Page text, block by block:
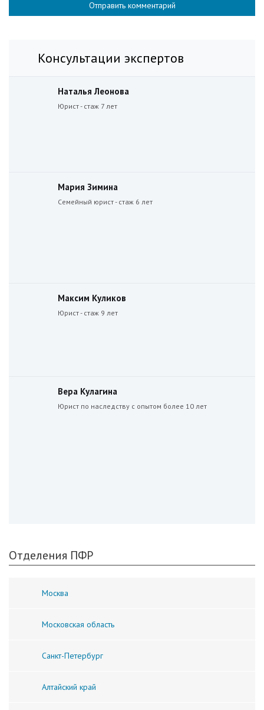
Консультации экспертов
Наталья Леонова
Юрист - стаж 7 лет
Мария Зимина
Семейный юрист - стаж 6 лет
Максим Куликов
Юрист - стаж 9 лет
Вера Кулагина
Юрист по наследству с опытом более 10 лет
Отделения ПФР
Москва
Московская область
Санкт-Петербург
Алтайский край